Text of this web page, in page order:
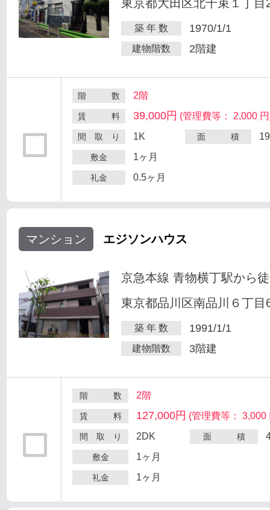
東京都大田区北千束１丁目
築 年 数 1970/1/1
建物階数 2階建
階 数 2階
賃 料 39,000円 (管理費等： 2,000
間 取 り 1K 面 積
敷金 1ヶ月
礼金 0.5ヶ月
マンション エジソンハウス
京急本線 青物横丁駅から
東京都品川区南品川６丁目
築 年 数 1991/1/1
建物階数 3階建
階 数 2階
賃 料 127,000円 (管理費等： 3,000
間 取 り 2DK 面 積
敷金 1ヶ月
礼金 1ヶ月